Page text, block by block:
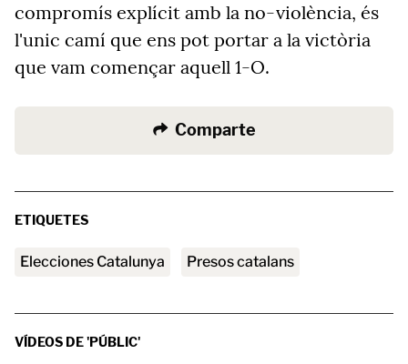
compromís explícit amb la no-violència, és
l'unic camí que ens pot portar a la victòria
que vam començar aquell 1-O.
Comparte
ETIQUETES
Elecciones Catalunya presos catalans
VÍDEOS DE 'PÚBLIC'